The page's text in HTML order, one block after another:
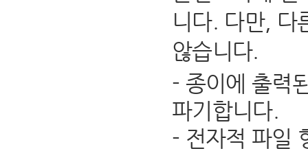
니다. 다만, 다
않습니다.
- 종이에 출력
파기합니다.
- 전자적 파일